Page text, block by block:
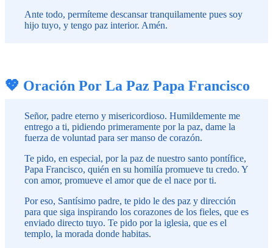
Ante todo, permíteme descansar tranquilamente pues soy
hijo tuyo, y tengo paz interior. Amén.
💖 Oración Por La Paz Papa Francisco
Señor, padre eterno y misericordioso. Humildemente me
entrego a ti, pidiendo primeramente por la paz, dame la
fuerza de voluntad para ser manso de corazón.
Te pido, en especial, por la paz de nuestro santo pontífice,
Papa Francisco, quién en su homilía promueve tu credo. Y
con amor, promueve el amor que de el nace por ti.
Por eso, Santísimo padre, te pido le des paz y dirección
para que siga inspirando los corazones de los fieles, que es
enviado directo tuyo. Te pido por la iglesia, que es el
templo, la morada donde habitas.